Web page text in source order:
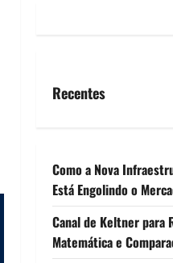
Recentes
Como a Nova
Está Engolindo o
Canal de Keltner para
Matemática e